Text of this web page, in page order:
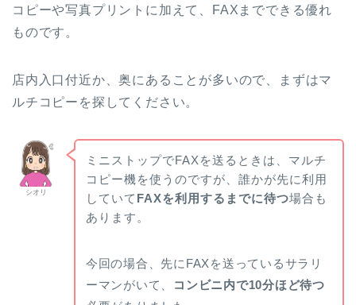
コピーや写真プリントに加えて、FAXまでできる優れ
ものです。
店内入口付近か、奥にあることが多いので、まずはマ
ルチコピーを探してください。
シオリ
ミニストップでFAXを送るときは、マルチ
コピー機を使うのですが、誰かが先に利用
していて FAXを利用するまでに待つ場合も
あります。
今回の場合、先にFAXを送っているサラリ
ーマンがいて、
コンビニ内で10分ほど待つ